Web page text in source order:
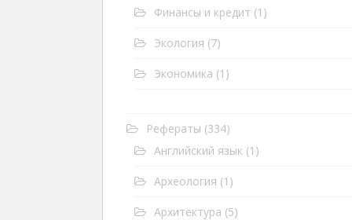
Финансы и кредит (1)
Экология (7)
Экономика (1)
Рефераты (334)
Английский язык (1)
Археология (1)
Архитектура (5)